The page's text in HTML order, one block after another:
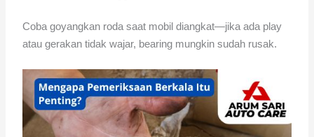
Coba goyangkan roda saat mobil diangkat—jika ada play
atau gerakan tidak wajar, bearing mungkin sudah rusak.